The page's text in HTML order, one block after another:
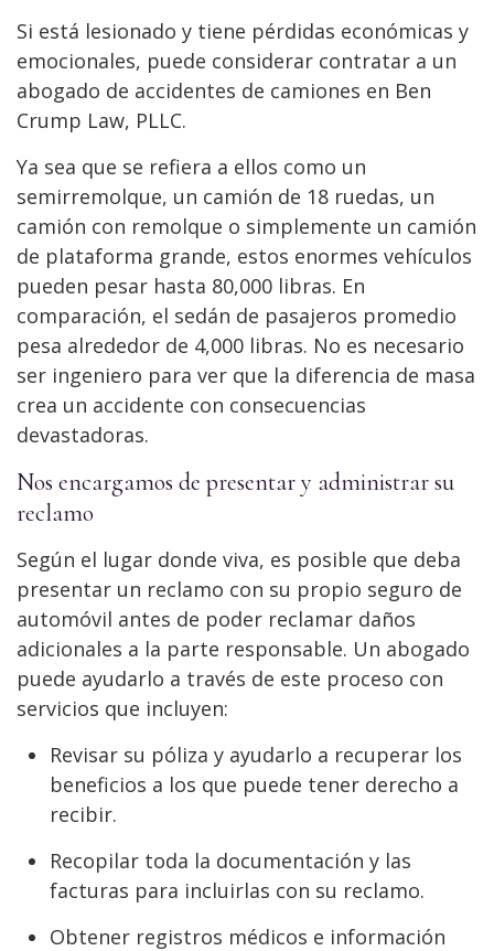
Si está lesionado y tiene pérdidas económicas y
emocionales, puede considerar contratar a un
abogado de accidentes de camiones en Ben
Crump Law, PLLC.
Ya sea que se refiera a ellos como un
semirremolque, un camión de 18 ruedas, un
camión con remolque o simplemente un camión
de plataforma grande, estos enormes vehículos
pueden pesar hasta 80,000 libras. En
comparación, el sedán de pasajeros promedio
pesa alrededor de 4,000 libras. No es necesario
ser ingeniero para ver que la diferencia de masa
crea un accidente con consecuencias
devastadoras.
Nos encargamos de presentar y administrar su
reclamo
Según el lugar donde viva, es posible que deba
presentar un reclamo con su propio seguro de
automóvil antes de poder reclamar daños
adicionales a la parte responsable. Un abogado
puede ayudarlo a través de este proceso con
servicios que incluyen:
Revisar su póliza y ayudarlo a recuperar los
beneficios a los que puede tener derecho a
recibir.
Recopilar toda la documentación y las
facturas para incluirlas con su reclamo.
Obtener registros médicos e información